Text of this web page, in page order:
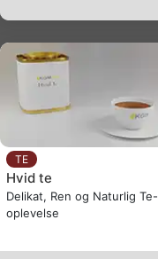
TE
Hvid te
Delikat, Ren og Naturlig Te-
oplevelse